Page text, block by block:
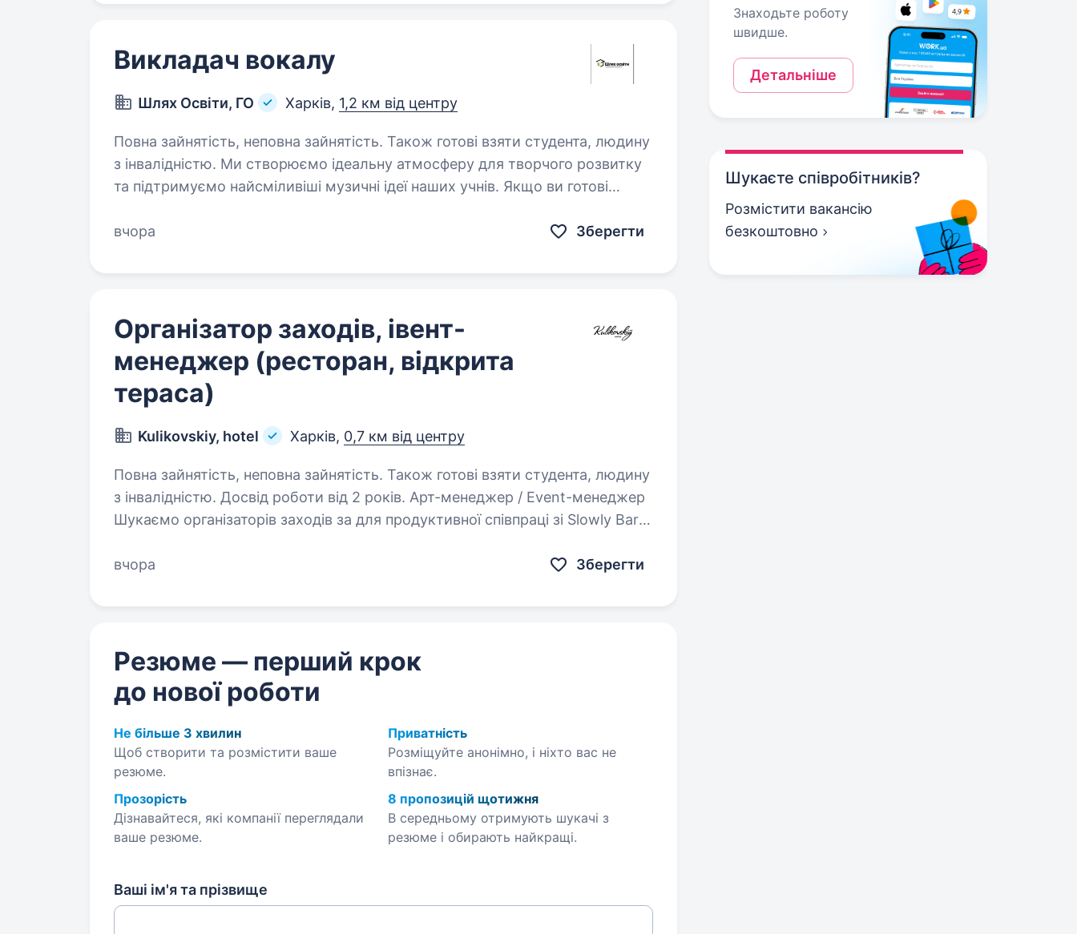
Викладач вокалу
Шлях Освіти, ГО Харків, 1,2 км від центру
Повна зайнятість, неповна зайнятість. Також готові взяти студента, людину
з інвалідністю. Ми створюємо ідеальну атмосферу для творчого розвитку
та підтримуємо найсміливіші музичні ідеї наших учнів. Якщо ви готові
вчора Зберегти
Організатор заходів, івент-
менеджер (ресторан, відкрита
тераса)
Kulikovskiy, hotel Харків, 0,7 км від центру
Повна зайнятість, неповна зайнятість. Також готові взяти студента, людину
з інвалідністю. Досвід роботи від 2 років. Арт-менеджер / Event-менеджер
Шукаємо організаторів заходів за для продуктивної співпраці зі Slowly Bar
Харкова. Літня тераса, ресторан, бар! Ми…
вчора Зберегти
Резюме — перший крок
до нової роботи
Не більше 3 хвилин
Щоб створити та розмістити ваше
резюме.
Приватність
Розміщуйте анонімно, і ніхто вас не
впізнає.
Прозорість
Дізнавайтеся, які компанії переглядали
ваше резюме.
8 пропозицій щотижня
В середньому отримують шукачі з
резюме і обирають найкращі.
Ваші ім'я та прізвище
Знаходьте роботу
швидше.
Детальніше
Шукаєте співробітників?
Розмістити вакансію
безкоштовно